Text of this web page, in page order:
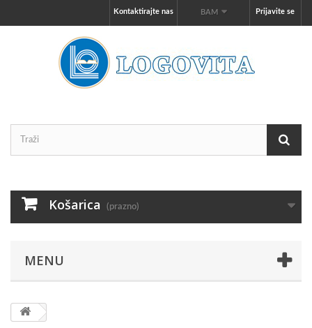
Prijavite se
BAM
Kontaktirajte nas
Košarica (prazno)
MENU